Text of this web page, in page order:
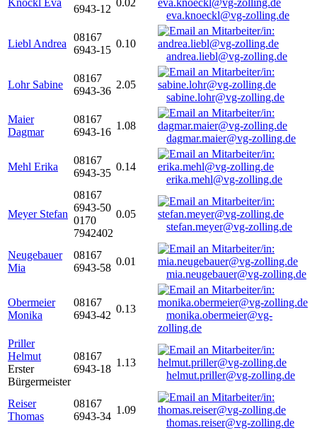
Knöckl Eva
6943-12
0.02
eva.knoeckl@vg-zolling.de
Liebl Andrea
08167
6943-15
0.10
andrea.liebl@vg-zolling.de
Lohr Sabine
08167
6943-36
2.05
sabine.lohr@vg-zolling.de
Maier
Dagmar
08167
6943-16
1.08
dagmar.maier@vg-zolling.de
Mehl Erika
08167
6943-35
0.14
erika.mehl@vg-zolling.de
Meyer Stefan
08167
6943-50
0170
7942402
0.05
stefan.meyer@vg-zolling.de
Neugebauer
Mia
08167
6943-58
0.01
mia.neugebauer@vg-zolling.de
Obermeier
Monika
08167
6943-42
0.13
monika.obermeier@vg-
zolling.de
Priller
Helmut
Erster
Bürgermeister
08167
6943-18
1.13
helmut.priller@vg-zolling.de
Reiser
Thomas
08167
6943-34
1.09
thomas.reiser@vg-zolling.de